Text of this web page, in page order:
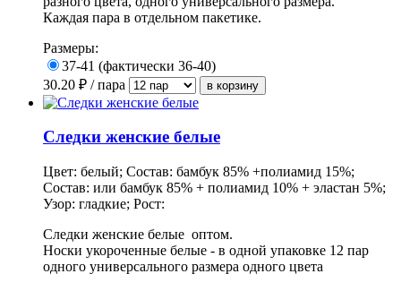
Каждая пара в отдельном пакетике.
Размеры:
37-41 (фактически 36-40)
30.20 ₽ / пара
Следки женские белые
Цвет: белый; Состав: бамбук 85% +полиамид 15%;
Состав: или бамбук 85% + полиамид 10% + эластан 5%;
Узор: гладкие; Рост:
Следки женские белые оптом.
Носки укороченные белые - в одной упаковке 12 пар
одного универсального размера одного цвета